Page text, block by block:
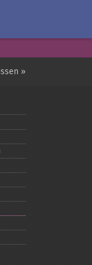
»